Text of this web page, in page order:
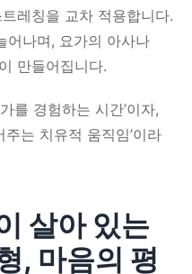
레칭을 교차 적용합니다.
어나며, 요가의 아사나
만들어집니다.
를 경험하는 시간’이자,
는 치유적 움직임’이라
살아 있는
, 마음의 평